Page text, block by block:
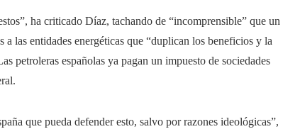
ha criticado Díaz, tachando de “incomprensible” que un
las entidades energéticas que “duplican los beneficios y la
petroleras españolas ya pagan un impuesto de sociedades
que pueda defender esto, salvo por razones ideológicas”,